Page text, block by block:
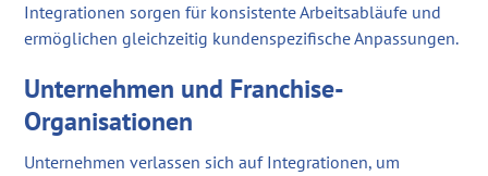
Integrationen sorgen für konsistente Arbeitsabläufe und
ermöglichen gleichzeitig kundenspezifische Anpassungen.
Unternehmen und Franchise-
Organisationen
Unternehmen verlassen sich auf Integrationen, um